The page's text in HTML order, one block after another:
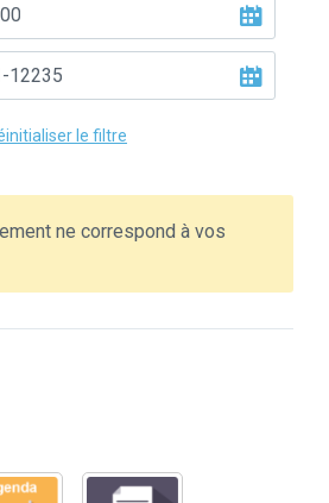
le filtre
ne correspond à vos